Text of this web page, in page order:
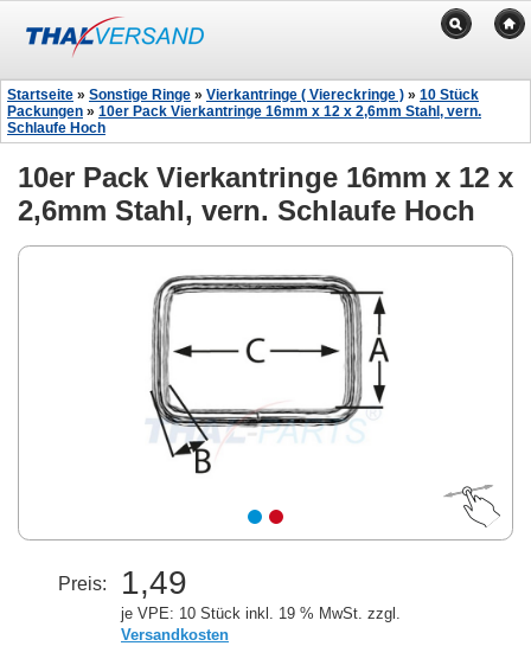
Startseite » Sonstige Ringe » Vierkantringe ( Viereckringe ) » 10 Stück
Packungen » 10er Pack Vierkantringe 16mm x 12 x 2,6mm Stahl, vern.
Schlaufe Hoch
10er Pack Vierkantringe 16mm x 12 x
2,6mm Stahl, vern. Schlaufe Hoch
Preis: 1,49
je VPE: 10 Stück inkl. 19 % MwSt. zzgl.
Versandkosten